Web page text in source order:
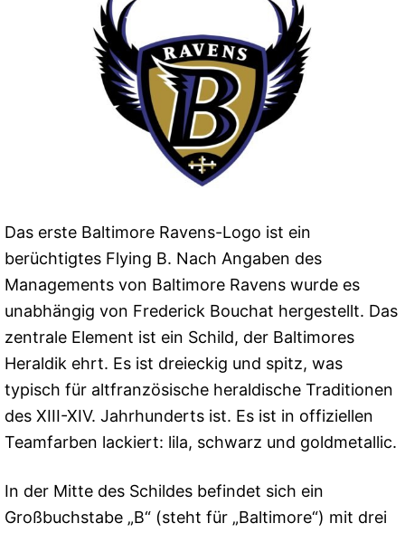
Das erste Baltimore Ravens-Logo ist ein
berüchtigtes Flying B. Nach Angaben des
Managements von Baltimore Ravens wurde es
unabhängig von Frederick Bouchat hergestellt. Das
zentrale Element ist ein Schild, der Baltimores
Heraldik ehrt. Es ist dreieckig und spitz, was
typisch für altfranzösische heraldische Traditionen
des XIII-XIV. Jahrhunderts ist. Es ist in offiziellen
Teamfarben lackiert: lila, schwarz und goldmetallic.
In der Mitte des Schildes befindet sich ein
Großbuchstabe „B“ (steht für „Baltimore“) mit drei